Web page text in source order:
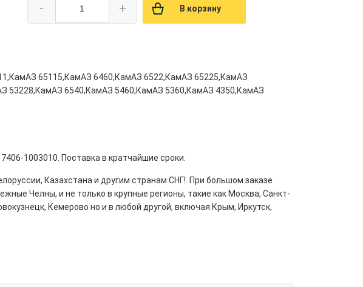
- + В корзину
65115,КамАЗ 6460,КамАЗ 6522,КамАЗ 65225,КамАЗ
53228,КамАЗ 6540,КамАЗ 5460,КамАЗ 5360,КамАЗ 4350,КамАЗ
1003010. Поставка в кратчайшие сроки.
Казахстана и другим странам СНГ!. При большом заказе
Челны, и не только в крупные регионы, такие как Москва, Санкт-
Кемерово но и в любой другой, включая Крым, Иркутск,